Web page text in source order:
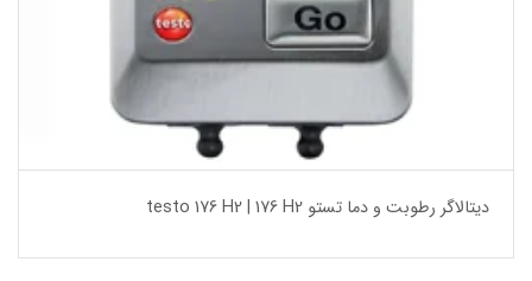
دیتالاگر رطوبت و دما تستو testo 176 H2 | 176 H2